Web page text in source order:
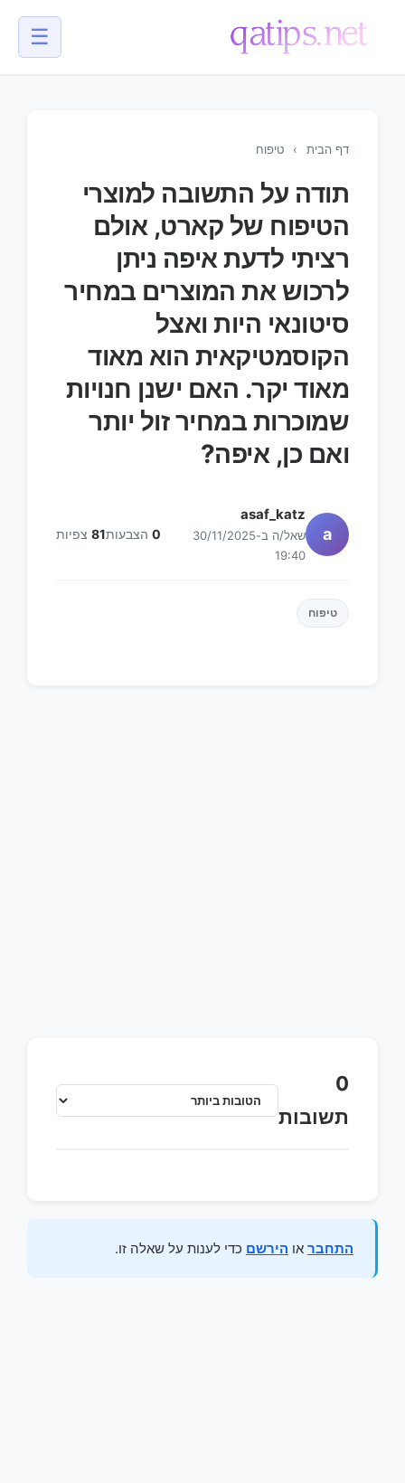
☰
דף הבית › טיפוח
תודה על התשובה למוצרי
הטיפוח של קארט, אולם
רציתי לדעת איפה ניתן
לרכוש את המוצרים במחיר
סיטונאי היות ואצל
הקוסמטיקאית הוא מאוד
מאוד יקר. האם ישנן חנויות
שמוכרות במחיר זול יותר
ואם כן, איפה?
a
asaf_katz
שאל/ה ב-30/11/2025
19:40
0 הצבעות81 צפיות
טיפוח
0
תשובות
התחבר או הירשם כדי לענות על שאלה זו.